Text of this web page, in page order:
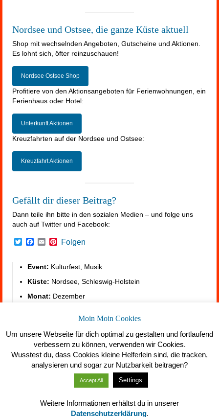
Nordsee und Ostsee, die ganze Küste aktuell
Shop mit wechselnden Angeboten, Gutscheine und Aktionen.
Es lohnt sich, öfter reinzuschauen!
Nordsee Ostsee Shop
Profitiere von den Aktionsangeboten für Ferienwohnungen, ein
Ferienhaus oder Hotel:
Unterkunft Aktionen
Kreuzfahrten auf der Nordsee und Ostsee:
Kreuzfahrt Aktionen
Gefällt dir dieser Beitrag?
Dann teile ihn bitte in den sozialen Medien – und folge uns
auch auf Twitter und Facebook:
TwitterFacebook
EmailPinterest
Folgen
Event: Kulturfest, Musik
Küste: Nordsee, Schleswig-Holstein
Monat: Dezember
© 2026 Summerfeeling in SPO
Moin Moin Cookies
Um unsere Webseite für dich optimal zu gestalten und fortlaufend
verbessern zu können, verwenden wir Cookies.
Wusstest du, dass Cookies kleine Helferlein sind, die tracken,
analysieren und sogar zur Nutzbarkeit beitragen?
Accept All Settings
Weitere Informationen erhältst du in unserer
Datenschutzerklärung.